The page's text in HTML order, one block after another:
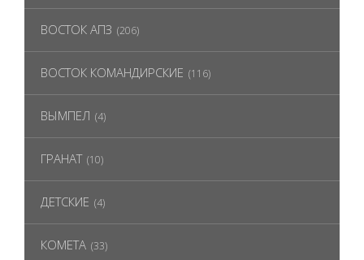
ВОСТОК АПЗ (206)
ВОСТОК КОМАНДИРСКИЕ (116)
ВЫМПЕЛ (4)
ГРАНАТ (10)
ДЕТСКИЕ (4)
КОМЕТА (33)